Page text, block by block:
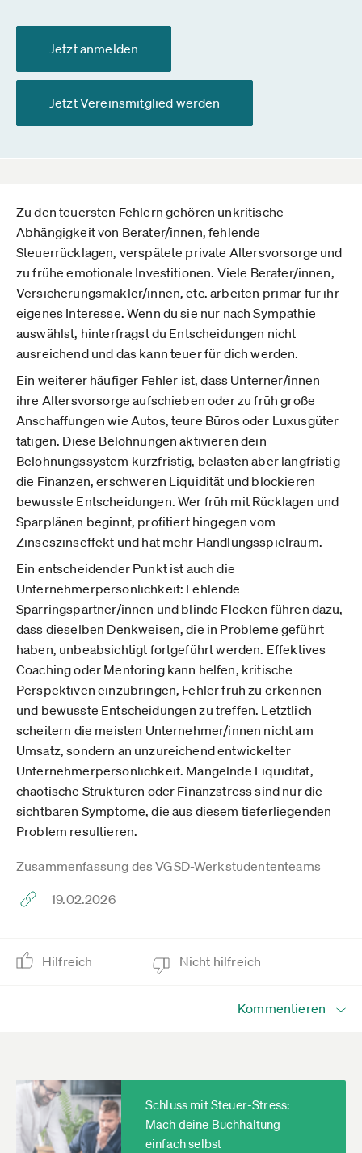
Jetzt anmelden
Jetzt Vereinsmitglied werden
Zu den teuersten Fehlern gehören unkritische
Abhängigkeit von Berater/innen, fehlende
Steuerrücklagen, verspätete private Altersvorsorge und
zu frühe emotionale Investitionen. Viele Berater/innen,
Versicherungsmakler/innen, etc. arbeiten primär für ihr
eigenes Interesse. Wenn du sie nur nach Sympathie
auswählst, hinterfragst du Entscheidungen nicht
ausreichend und das kann teuer für dich werden.
Ein weiterer häufiger Fehler ist, dass Unterner/innen
ihre Altersvorsorge aufschieben oder zu früh große
Anschaffungen wie Autos, teure Büros oder Luxusgüter
tätigen. Diese Belohnungen aktivieren dein
Belohnungssystem kurzfristig, belasten aber langfristig
die Finanzen, erschweren Liquidität und blockieren
bewusste Entscheidungen. Wer früh mit Rücklagen und
Sparplänen beginnt, profitiert hingegen vom
Zinseszinseffekt und hat mehr Handlungsspielraum.
Ein entscheidender Punkt ist auch die
Unternehmerpersönlichkeit: Fehlende
Sparringspartner/innen und blinde Flecken führen dazu,
dass dieselben Denkweisen, die in Probleme geführt
haben, unbeabsichtigt fortgeführt werden. Effektives
Coaching oder Mentoring kann helfen, kritische
Perspektiven einzubringen, Fehler früh zu erkennen
und bewusste Entscheidungen zu treffen. Letztlich
scheitern die meisten Unternehmer/innen nicht am
Umsatz, sondern an unzureichend entwickelter
Unternehmerpersönlichkeit. Mangelnde Liquidität,
chaotische Strukturen oder Finanzstress sind nur die
sichtbaren Symptome, die aus diesem tieferliegenden
Problem resultieren.
Zusammenfassung des VGSD-Werkstudententeams
19.02.2026
Hilfreich Nicht hilfreich
Kommentieren
Schluss mit Steuer-Stress:
Mach deine Buchhaltung
einfach selbst